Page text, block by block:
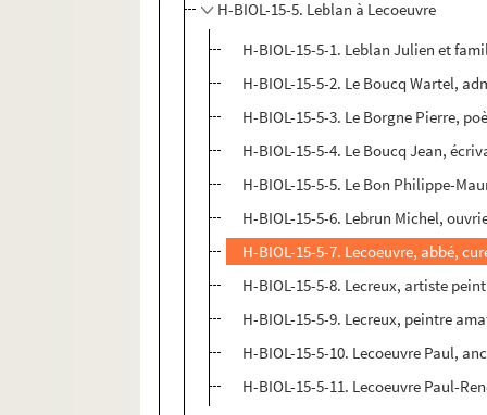
H-BIOL-15-5. Leblan à Lecoeuvre
H-BIOL-15-5-1. Leblan Julien et
H-BIOL-15-5-2. Le Boucq Wartel,
H-BIOL-15-5-3. Le Borgne Pierre,
H-BIOL-15-5-4. Le Boucq Jean,
H-BIOL-15-5-5. Le Bon Philippe-
H-BIOL-15-5-6. Lebrun Michel,
H-BIOL-15-5-7. Lecoeuvre, abbé,
H-BIOL-15-5-8. Lecreux, artiste
H-BIOL-15-5-9. Lecreux, peintre
H-BIOL-15-5-10. Lecoeuvre Paul,
H-BIOL-15-5-11. Lecoeuvre Paul-